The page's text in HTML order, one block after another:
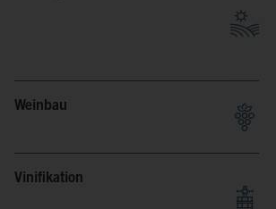
Weinbau
Vinifikation